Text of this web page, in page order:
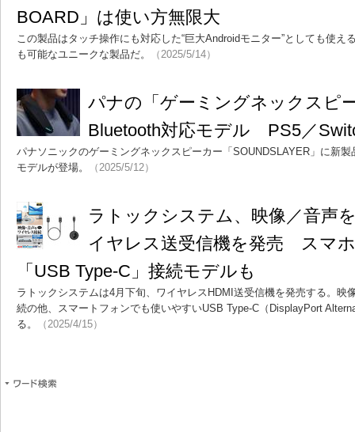
BOARD」は使い方無限大
この製品はタッチ操作にも対応した“巨大Androidモニター”としても使え
も可能なユニークな製品だ。
（2025/5/14）
パナの「ゲーミングネックスピ
Bluetooth対応モデル PS5／
パナソニックのゲーミングネックスピーカー「SOUNDSLAYER」に新
モデルが登場。
（2025/5/12）
ラトックシステム、映像／音声
イヤレス送受信機を発売 スマ
「USB Type-C」接続モデルも
ラトックシステムは4月下旬、ワイヤレスHDMI送受信機を発売する。映
続の他、スマートフォンでも使いやすいUSB Type-C（DisplayPort
る。
（2025/4/15）